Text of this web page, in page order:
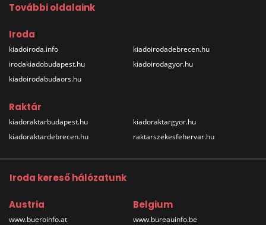
További oldalaink
Iroda
kiadoiroda.info
irodakiadobudapest.hu
kiadoirodabudaors.hu
kiadoirodadebrecen.hu
kiadoirodagyor.hu
Raktár
kiadoraktarbudapest.hu
kiadoraktardebrecen.hu
kiadoraktargyor.hu
raktarszekesfehervar.hu
Iroda kereső hálózatunk
Austria
www.bueroinfo.at
Belgium
www.bureauinfo.be